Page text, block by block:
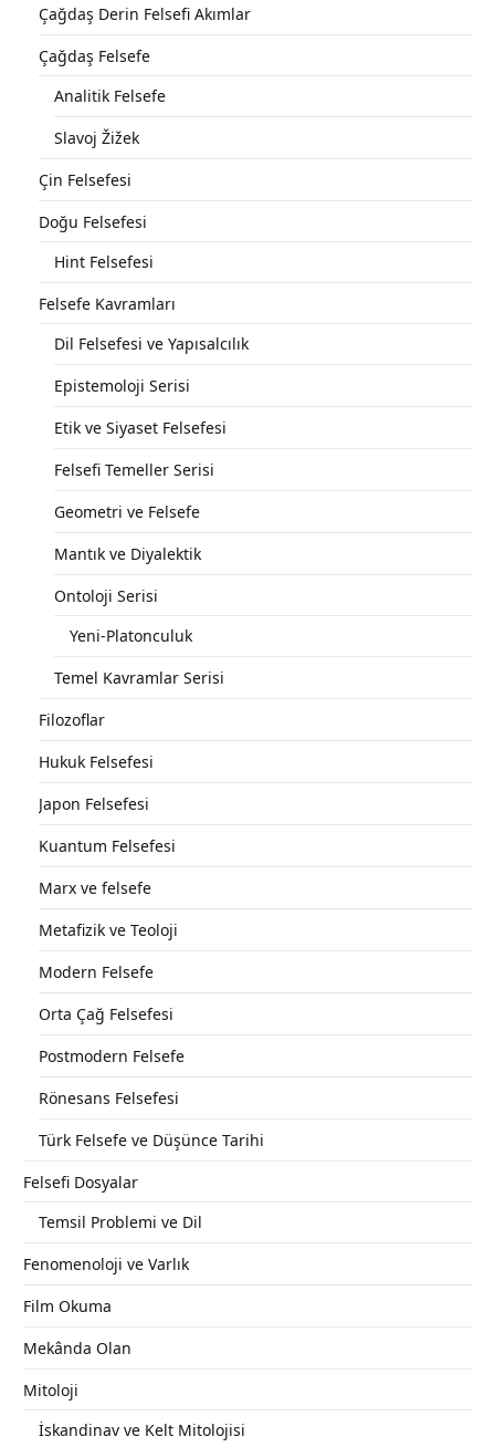
Çağdaş Derin Felsefi Akımlar
Çağdaş Felsefe
Analitik Felsefe
Slavoj Žižek
Çin Felsefesi
Doğu Felsefesi
Hint Felsefesi
Felsefe Kavramları
Dil Felsefesi ve Yapısalcılık
Epistemoloji Serisi
Etik ve Siyaset Felsefesi
Felsefi Temeller Serisi
Geometri ve Felsefe
Mantık ve Diyalektik
Ontoloji Serisi
Yeni-Platonculuk
Temel Kavramlar Serisi
Filozoflar
Hukuk Felsefesi
Japon Felsefesi
Kuantum Felsefesi
Marx ve felsefe
Metafizik ve Teoloji
Modern Felsefe
Orta Çağ Felsefesi
Postmodern Felsefe
Rönesans Felsefesi
Türk Felsefe ve Düşünce Tarihi
Felsefi Dosyalar
Temsil Problemi ve Dil
Fenomenoloji ve Varlık
Film Okuma
Mekânda Olan
Mitoloji
İskandinav ve Kelt Mitolojisi